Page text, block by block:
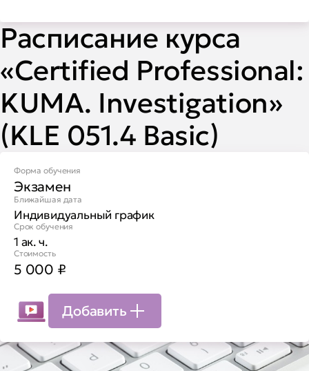
Расписание курса
«Certified Professional:
KUMA. Investigation»
(KLE 051.4 Basiс)
Форма обучения
Экзамен
Ближайшая дата
Индивидуальный график
Срок обучения
1 ак. ч.
Стоимость
5 000 ₽
Добавить